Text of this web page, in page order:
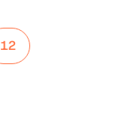
12